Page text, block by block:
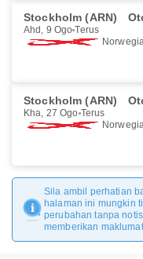
Stockholm (ARN)
Ahd, 9 Ogo Terus
Stockholm (ARN)
Kha, 27 Ogo Terus
Sila ambil perhatian
halaman ini mungkin
perubahan tanpa
memberikan